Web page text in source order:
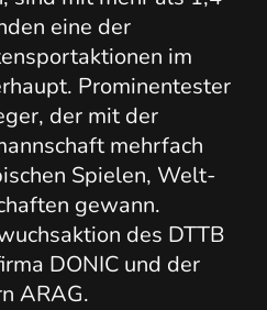
eine der
im
Prominentester
der mit der
mehrfach
Spielen, Welt-
gewann.
des DTTB
DONIC und der
ARAG.